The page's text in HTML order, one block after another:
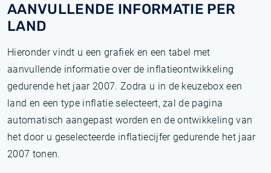
AANVULLENDE INFORMATIE PER
LAND
Hieronder vindt u een grafiek en een tabel met
aanvullende informatie over de inflatieontwikkeling
gedurende het jaar 2007. Zodra u in de keuzebox een
land en een type inflatie selecteert, zal de pagina
automatisch aangepast worden en de ontwikkeling van
het door u geselecteerde inflatiecijfer gedurende het jaar
2007 tonen.